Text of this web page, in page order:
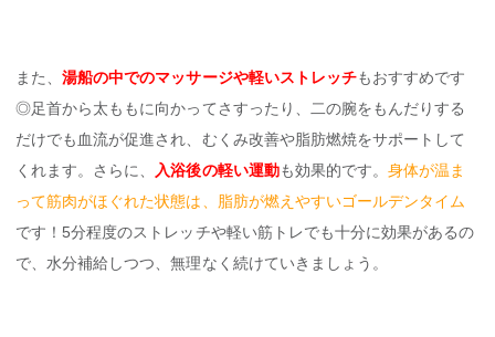
また、湯船の中でのマッサージや軽いストレッチもおすすめです
◎足首から太ももに向かってさすったり、二の腕をもんだりする
だけでも血流が促進され、むくみ改善や脂肪燃焼をサポートして
くれます。さらに、
入浴後の軽い運動も効果的です。身体が温ま
って筋肉がほぐれた状態は、脂肪が燃えやすいゴールデンタイム
です！5分程度のストレッチや軽い筋トレでも十分に効果があるの
で、水分補給しつつ、無理なく続けていきましょう。